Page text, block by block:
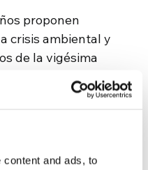
and ads, to
proponen
crisis ambiental y
de la vigésima
ONU sobre el…